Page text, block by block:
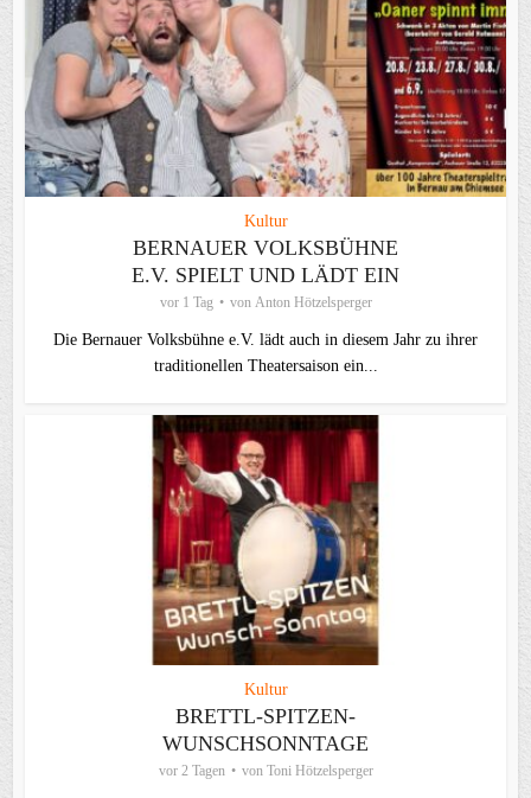
Kultur
BERNAUER VOLKSBÜHNE
E.V. SPIELT UND LÄDT EIN
vor 1 Tag von Anton Hötzelsperger
Die Bernauer Volksbühne e.V. lädt auch in diesem Jahr zu ihrer
traditionellen Theater­saison ein...
Kultur
BRETTL-SPITZEN-
WUNSCHSONNTAGE
vor 2 Tagen von Toni Hötzelsperger